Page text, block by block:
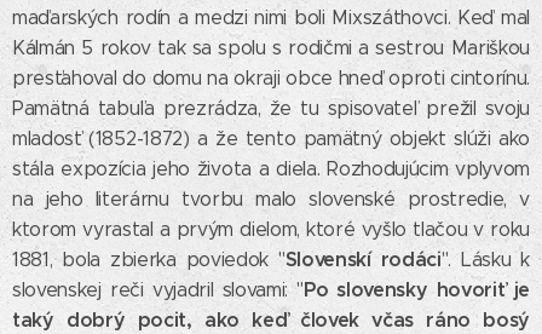
maďarských rodín a medzi nimi boli Mixszáthovci. Keď mal
Kálmán 5 rokov tak sa spolu s rodičmi a sestrou Mariškou
presťahoval do domu na okraji obce hneď oproti cintorínu.
Pamätná tabuľa prezrádza, že tu spisovateľ prežil svoju
mladosť (1852-1872) a že tento pamätný objekt slúži ako
stála expozícia jeho života a diela. Rozhodujúcim vplyvom
na jeho literárnu tvorbu malo slovenské prostredie, v
ktorom vyrastal a prvým dielom, ktoré vyšlo tlačou v roku
1881, bola zbierka poviedok "Slovenskí rodáci". Lásku k
slovenskej reči vyjadril slovami: "Po slovensky hovoriť je
taký dobrý pocit, ako keď človek včas ráno bosý